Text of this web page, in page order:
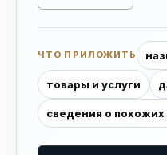
ЧТО ПРИЛОЖИТЬ
товары и услуги
сведения о